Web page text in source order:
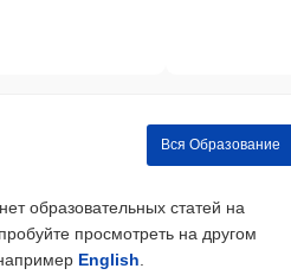
Вся Образование
образовательных статей на
просмотреть на другом
English